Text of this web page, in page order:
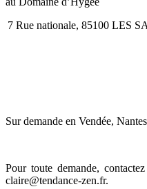
7 Rue nationale, 85100 LES
Sur demande en Vendée,
Pour toute demande,
claire@tendance-zen.fr.